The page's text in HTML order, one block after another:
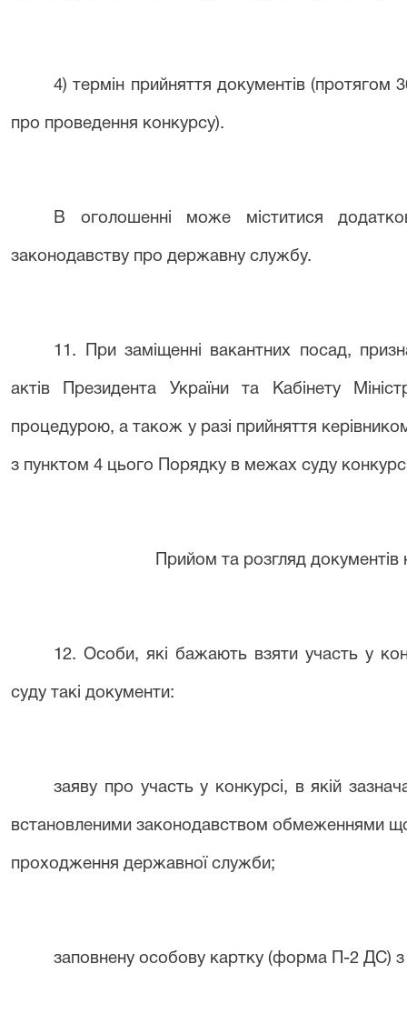
4) термін прийняття документів (протягом
про проведення конкурсу).
В оголошенні може міститися
законодавству про державну службу.
1 1 . При заміщенні вакантних посад,
актів Президента України та Кабінету
процедурою, а також у разі прийняття
з пунктом 4 цього Порядку в межах суду
Прийом та розгляд документів
12. Особи, які бажають взяти участь у
суду такі документи:
заяву про участь у конкурсі, в якій
встановленими законодавством обмеженнями
проходження державної служби;
заповнену особову картку (форма П-2 ДС) з